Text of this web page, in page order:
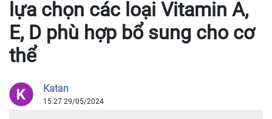
lựa chọn các loại Vitamin A,
E, D phù hợp bổ sung cho cơ
thể
Katan
15:27 29/05/2024